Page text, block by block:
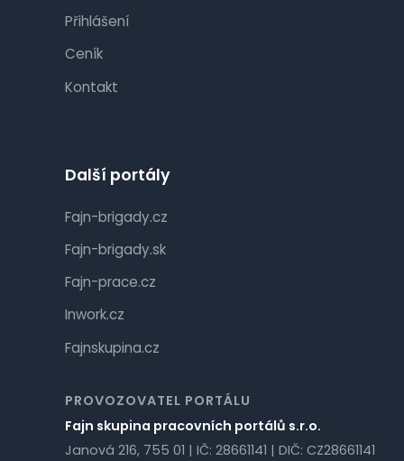
Přihlášení
Ceník
Kontakt
Další portály
Fajn-brigady.cz
Fajn-brigady.sk
Fajn-prace.cz
Inwork.cz
Fajnskupina.cz
PROVOZOVATEL PORTÁLU
Fajn skupina pracovních portálů s.r.o.
Janová 216, 755 01 | IČ: 28661141 | DIČ: CZ28661141